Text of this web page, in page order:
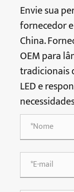
Envie sua
fornecedor
China.
OEM para
tradicionais
LED e